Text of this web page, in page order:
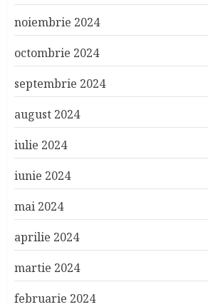
noiembrie 2024
octombrie 2024
septembrie 2024
august 2024
iulie 2024
iunie 2024
mai 2024
aprilie 2024
martie 2024
februarie 2024